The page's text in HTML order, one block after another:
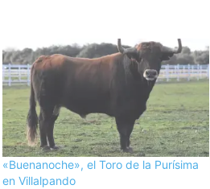
«Buenanoche», el Toro de la Purísima
en Villalpando